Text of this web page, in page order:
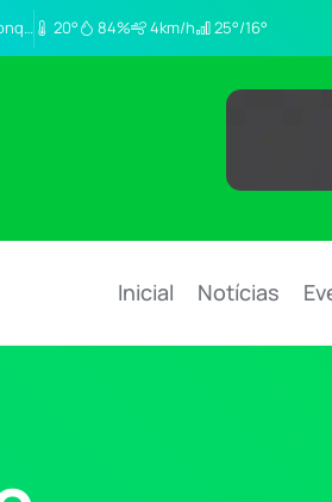
20° 84% 4km/h 25°/16°
Inicial Notícias